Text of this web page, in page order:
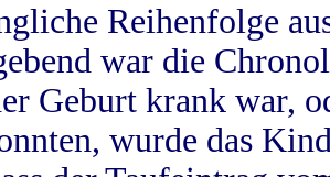
Reihenfolge
war die
Geburt krank war,
wurde das